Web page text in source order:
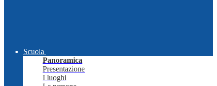
Scuola
Panoramica
Presentazione
I luoghi